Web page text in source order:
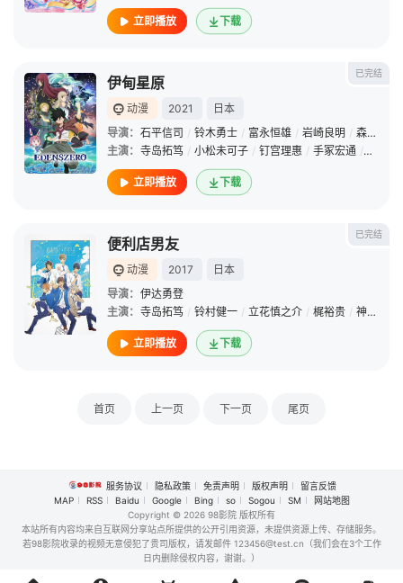
立即播放 下载
已完结
伊甸星原
动漫 2021
日本
导演： 石平信司 / 铃木勇士 / 富永恒雄 / 岩崎良明 / 森义博
主演： 寺岛拓笃 / 小松未可子 / 钉宫理惠 / 手冢宏通 / 井泽诗
立即播放 下载
已完结
便利店男友
动漫 2017
日本
导演： 伊达勇登
主演： 寺岛拓笃 / 铃村健一 / 立花慎之介 / 梶裕贵 / 神谷浩史
立即播放 下载
首页 上一页 下一页 尾页
服务协议 隐私政策 免责声明 版权声明
留言反馈
MAP
RSS Baidu Google Bing so Sogou SM
网站地图
Copyright © 2026 98影院 版权所有
本站所有内容均来自互联网分享站点所提供的公开引用资源，未提供资源上传、存储服务。
若98影院收录的视频无意侵犯了贵司版权，请发邮件 123456@test.cn（我们会在3个工作
日内删除侵权内容，谢谢。）